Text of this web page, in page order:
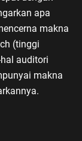
apa
makna
(tinggi
auditori
makna